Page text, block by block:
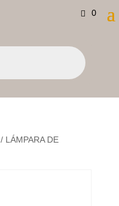
0
/ LÁMPARA DE